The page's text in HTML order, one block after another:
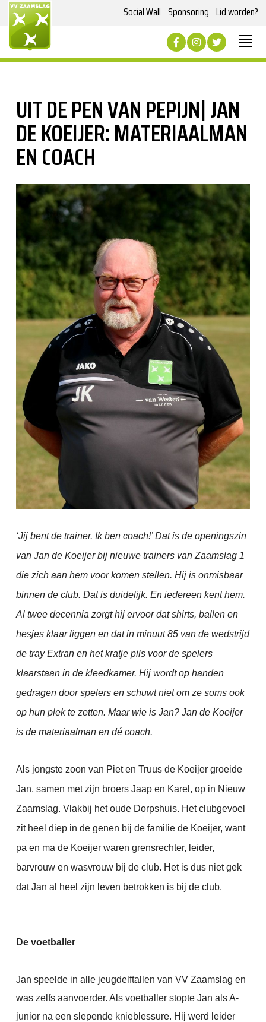
Social Wall Sponsoring Lid worden?
UIT DE PEN VAN PEPIJN| JAN
DE KOEIJER: MATERIAALMAN
EN COACH
‘Jij bent de trainer. Ik ben coach!’ Dat is de openingszin
van Jan de Koeijer bij nieuwe trainers van Zaamslag 1
die zich aan hem voor komen stellen. Hij is onmisbaar
binnen de club. Dat is duidelijk. En iedereen kent hem.
Al twee decennia zorgt hij ervoor dat shirts, ballen en
hesjes klaar liggen en dat in minuut 85 van de wedstrijd
de tray Extran en het kratje pils voor de spelers
klaarstaan in de kleedkamer. Hij wordt op handen
gedragen door spelers en schuwt niet om ze soms ook
op hun plek te zetten. Maar wie is Jan? Jan de Koeijer
is de materiaalman en dé coach.
Als jongste zoon van Piet en Truus de Koeijer groeide
Jan, samen met zijn broers Jaap en Karel, op in Nieuw
Zaamslag. Vlakbij het oude Dorpshuis. Het clubgevoel
zit heel diep in de genen bij de familie de Koeijer, want
pa en ma de Koeijer waren grensrechter, leider,
barvrouw en wasvrouw bij de club. Het is dus niet gek
dat Jan al heel zijn leven betrokken is bij de club.
De voetballer
Jan speelde in alle jeugdelftallen van VV Zaamslag en
was zelfs aanvoerder. Als voetballer stopte Jan als A-
junior na een slepende knieblessure. Hij werd leider